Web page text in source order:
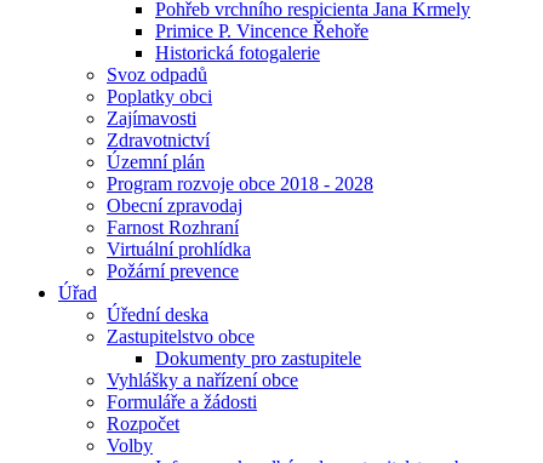
Pohřeb vrchního respicienta Jana Krmely
Primice P. Vincence Řehoře
Historická fotogalerie
Svoz odpadů
Poplatky obci
Zajímavosti
Zdravotnictví
Územní plán
Program rozvoje obce 2018 - 2028
Obecní zpravodaj
Farnost Rozhraní
Virtuální prohlídka
Požární prevence
Úřad
Úřední deska
Zastupitelstvo obce
Dokumenty pro zastupitele
Vyhlášky a nařízení obce
Formuláře a žádosti
Rozpočet
Volby